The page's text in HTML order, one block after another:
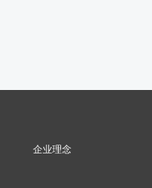
企业理念